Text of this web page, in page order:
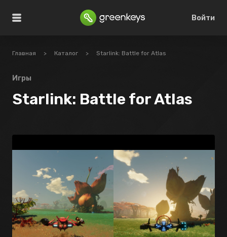
Войти
Главная > Каталог > Starlink: Battle for Atlas
Игры
Starlink: Battle for Atlas